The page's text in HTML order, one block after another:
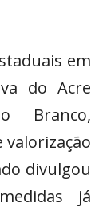
em
do Acre
Branco,
valorização
divulgou
já